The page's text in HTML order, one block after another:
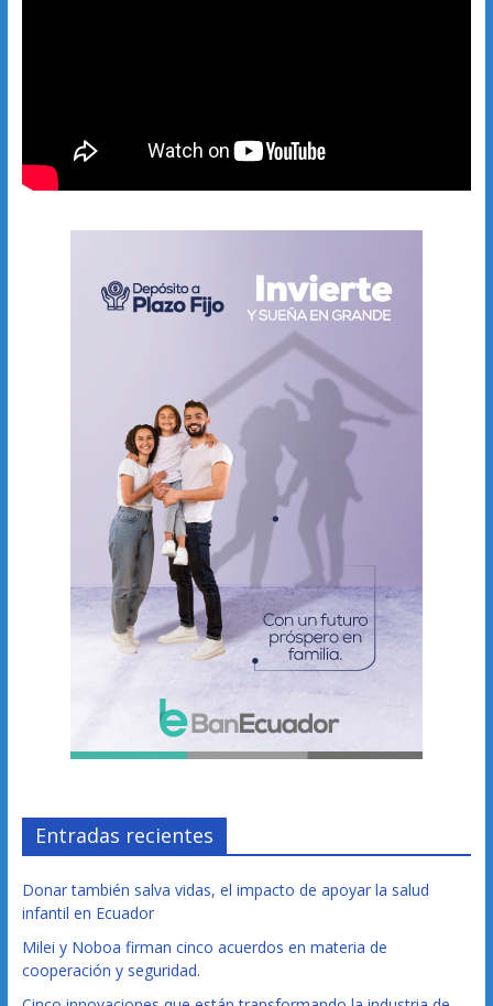
Entradas recientes
Donar también salva vidas, el impacto de apoyar la salud
infantil en Ecuador
Milei y Noboa firman cinco acuerdos en materia de
cooperación y seguridad.